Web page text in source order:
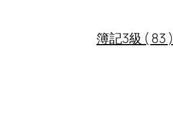
簿記3級 ( 83 )